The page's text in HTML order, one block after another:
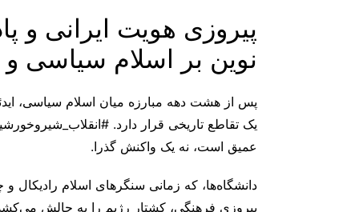
پیروزی هویت ایرانی و
نوین بر اسلام سیاسی
پس از هشت دهه مبارزه میان اسلام سیاسی،
یک تقاطع تاریخی قرار دارد.
عمیق است، نه یک واکنش گذرا.
دانشگاه‌ها، که زمانی سنگرهای اسلام رادیکال